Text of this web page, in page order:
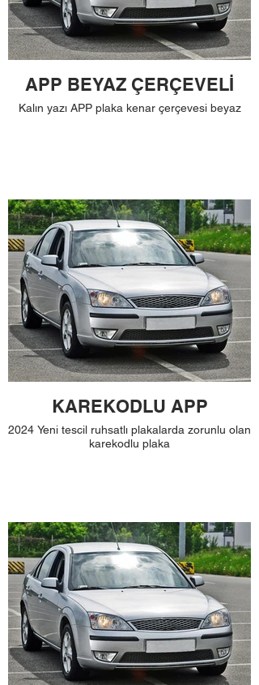
APP BEYAZ ÇERÇEVELİ
Kalın yazı APP plaka kenar çerçevesi beyaz
KAREKODLU APP
2024 Yeni tescil ruhsatlı plakalarda zorunlu olan
karekodlu plaka